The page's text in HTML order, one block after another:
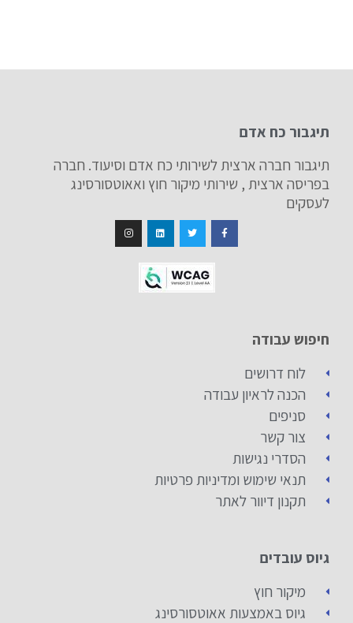
תיגבור כח אדם
תיגבור חברה ארצית לשירותי כח אדם וסיעוד. חברה
בפריסה ארצית , שירותי מיקור חוץ ואאוטסורסינג
לעסקים
חיפוש עבודה
לוח דרושים
הכנה לראיון עבודה
סניפים
צור קשר
הסדרי נגישות
תנאי שימוש ומדיניות פרטיות
תקנון דיוור לאתר
גיוס עובדים
מיקור חוץ
גיוס באמצעות אאוטסורסינג